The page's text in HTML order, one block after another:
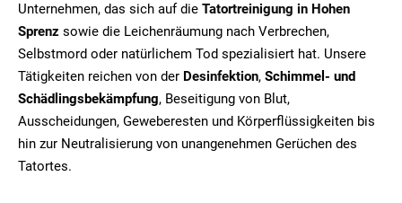
Unternehmen, das sich auf die Tatortreinigung in Hohen
Sprenz sowie die Leichenräumung nach Verbrechen,
Selbstmord oder natürlichem Tod spezialisiert hat. Unsere
Tätigkeiten reichen von der Desinfektion, Schimmel- und
Schädlingsbekämpfung, Beseitigung von Blut,
Ausscheidungen, Geweberesten und Körperflüssigkeiten bis
hin zur Neutralisierung von unangenehmen Gerüchen des
Tatortes.